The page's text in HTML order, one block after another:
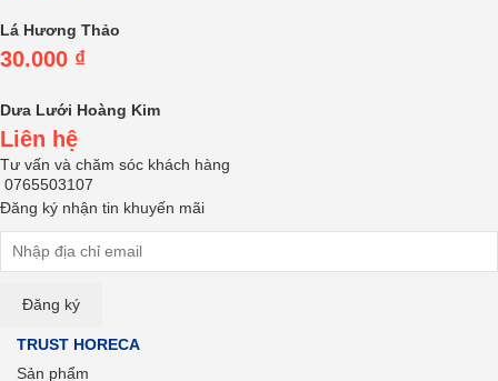
Lá Hương Thảo
30.000 ₫
Dưa Lưới Hoàng Kim
Liên hệ
Tư vấn và chăm sóc khách hàng
0765503107
Đăng ký nhận tin khuyến mãi
TRUST HORECA
Sản phẩm